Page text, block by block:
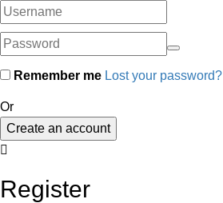
Remember me Lost your password?
Or
Create an account
Register